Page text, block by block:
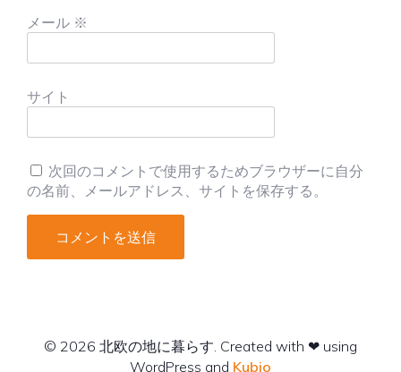
メール ※
サイト
次回のコメントで使用するためブラウザーに自分
の名前、メールアドレス、サイトを保存する。
© 2026 北欧の地に暮らす. Created with ❤ using
WordPress and Kubio